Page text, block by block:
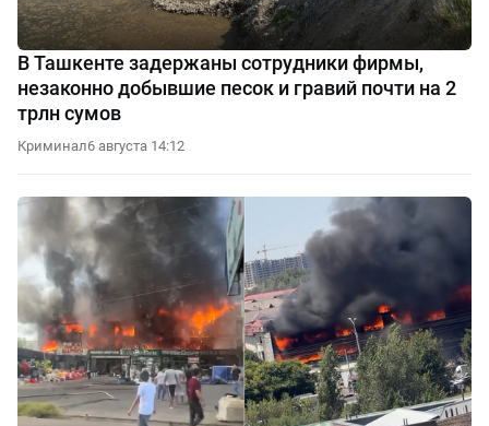
В Ташкенте задержаны сотрудники фирмы,
незаконно добывшие песок и гравий почти на 2
трлн сумов
Криминал6 августа 14:12